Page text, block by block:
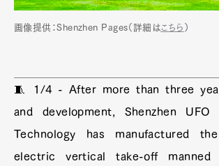
画像提供：Shenzhen Pages（詳細はこちら ）
🧵 1/4 - After more than three
and development, Shenzhen UFO
Technology has manufactured
electric vertical take-off manned